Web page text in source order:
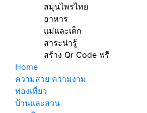
สมุนไพรไทย
อาหาร
แม่และเด็ก
สาระน่ารู้
สร้าง Qr Code ฟรี
Home
ความสวย ความงาม
ท่องเที่ยว
บ้านและสวน